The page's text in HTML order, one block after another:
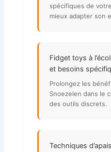
spécifiques de
mieux adapter son
Fidget toys à
et besoins
Prolongez les
Snoezelen dans le
des outils discrets.
Techniques